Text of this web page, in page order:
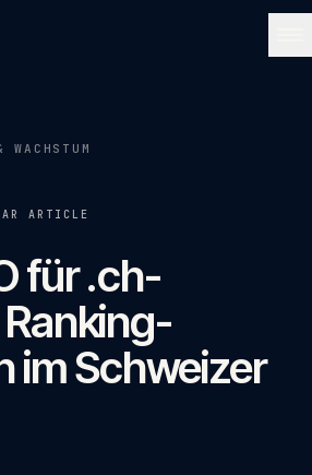
03
WACHSTUM
ARTICLE
für .ch-
im Schweizer